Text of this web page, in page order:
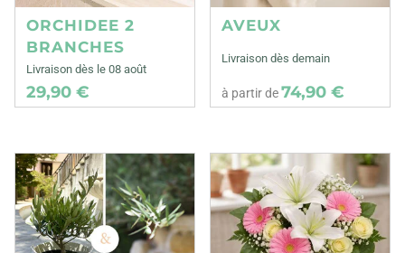
ORCHIDEE 2
BRANCHES
Livraison dès le 08 août
29,90 €
AVEUX
Livraison dès demain
à partir de74,90 €